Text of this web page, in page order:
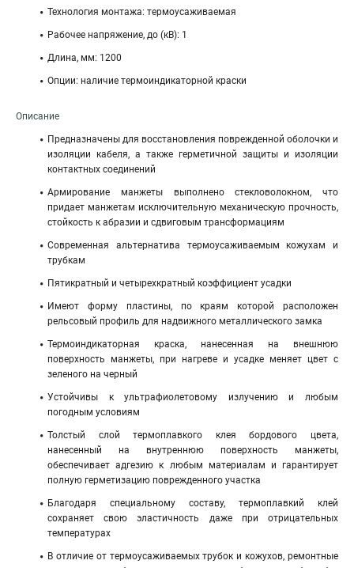
Технология монтажа: термоусаживаемая
Рабочее напряжение, до (кВ): 1
Длина, мм: 1200
Опции: наличие термоиндикаторной краски
Описание
Предназначены для восстановления поврежденной оболочки и
изоляции кабеля, а также герметичной защиты и изоляции
контактных соединений
Армирование манжеты выполнено стекловолокном, что
придает манжетам исключительную механическую прочность,
стойкость к абразии и сдвиговым трансформациям
Современная альтернатива термоусаживаемым кожухам и
трубкам
Пятикратный и четырехкратный коэффициент усадки
Имеют форму пластины, по краям которой расположен
рельсовый профиль для надвижного металлического замка
Термоиндикаторная краска, нанесенная на внешнюю
поверхность манжеты, при нагреве и усадке меняет цвет с
зеленого на черный
Устойчивы к ультрафиолетовому излучению и любым
погодным условиям
Толстый слой термоплавкого клея бордового цвета,
нанесенный на внутреннюю поверхность манжеты,
обеспечивает адгезию к любым материалам и гарантирует
полную герметизацию поврежденного участка
Благодаря специальному составу, термоплавкий клей
сохраняет свою эластичность даже при отрицательных
температурах
В отличие от термоусаживаемых трубок и кожухов, ремонтные